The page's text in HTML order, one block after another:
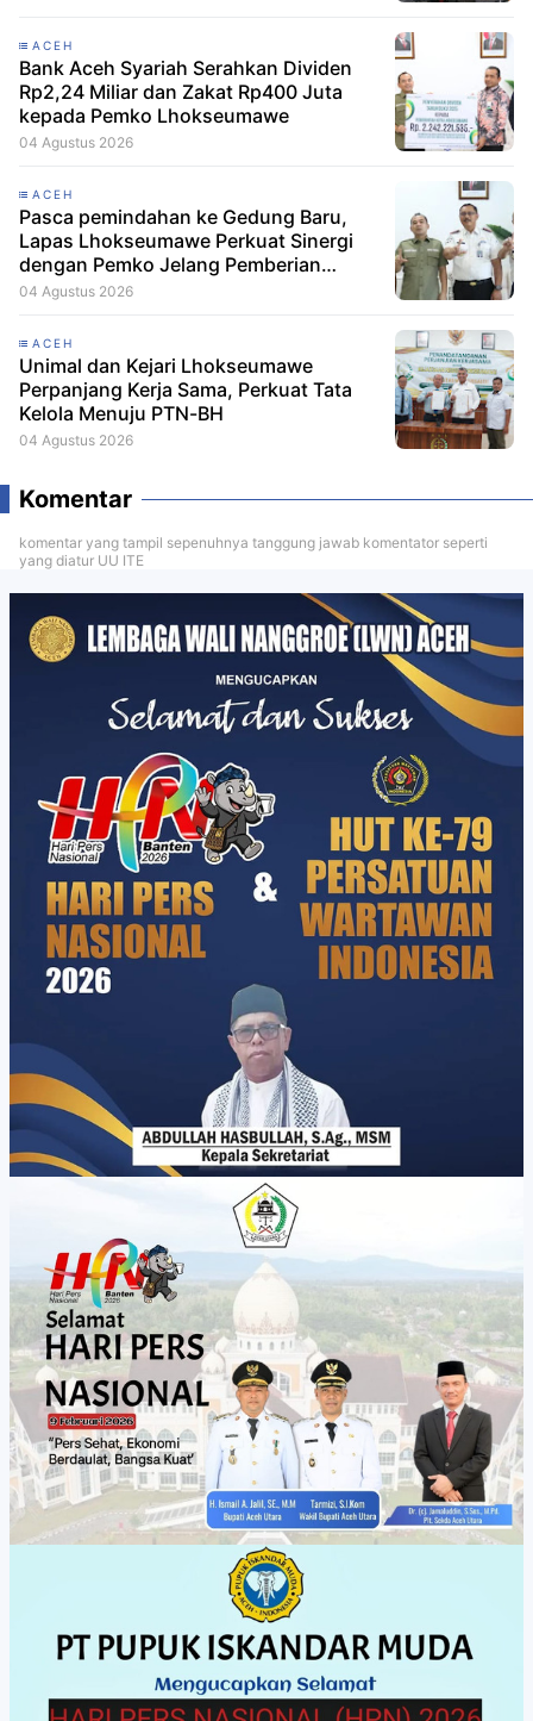
ACEH
Bank Aceh Syariah Serahkan Dividen
Rp2,24 Miliar dan Zakat Rp400 Juta
kepada Pemko Lhokseumawe
04 Agustus 2026
ACEH
Pasca pemindahan ke Gedung Baru,
Lapas Lhokseumawe Perkuat Sinergi
dengan Pemko Jelang Pemberian
Remisi HUT RI
04 Agustus 2026
ACEH
Unimal dan Kejari Lhokseumawe
Perpanjang Kerja Sama, Perkuat Tata
Kelola Menuju PTN-BH
04 Agustus 2026
Komentar
komentar yang tampil sepenuhnya tanggung jawab komentator seperti
yang diatur UU ITE